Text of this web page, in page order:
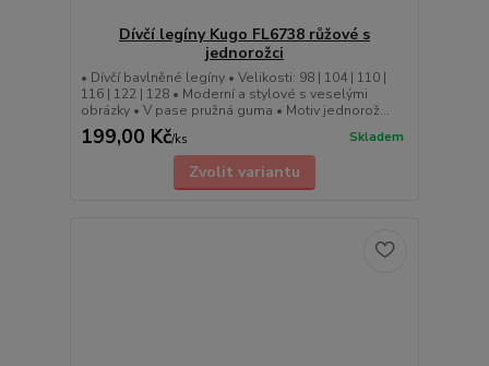
Dívčí legíny Kugo FL6738 růžové s
jednorožci
• Dívčí bavlněné legíny • Velikosti: 98 | 104 | 110 |
116 | 122 | 128 • Moderní a stylové s veselými
obrázky • V pase pružná guma • Motiv jednorož...
199,00 Kč/ks Skladem
Zvolit variantu